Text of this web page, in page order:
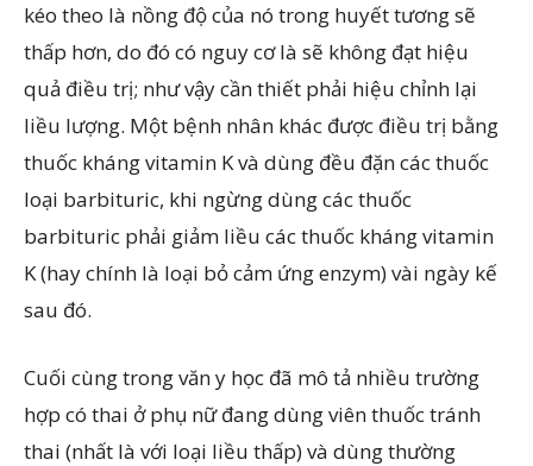
kéo theo là nồng độ của nó trong huyết tương sẽ
thấp hơn, do đó có nguy cơ là sẽ không đạt hiệu
quả điều trị; như vậy cần thiết phải hiệu chỉnh lại
liều lượng. Một bệnh nhân khác được điều trị bằng
thuốc kháng vitamin K và dùng đều đặn các thuốc
loại barbituric, khi ngừng dùng các thuốc
barbituric phải giảm liều các thuốc kháng vitamin
K (hay chính là loại bỏ cảm ứng enzym) vài ngày kế
sau đó.
Cuối cùng trong văn y học đã mô tả nhiều trường
hợp có thai ở phụ nữ đang dùng viên thuốc tránh
thai (nhất là với loại liều thấp) và dùng thường